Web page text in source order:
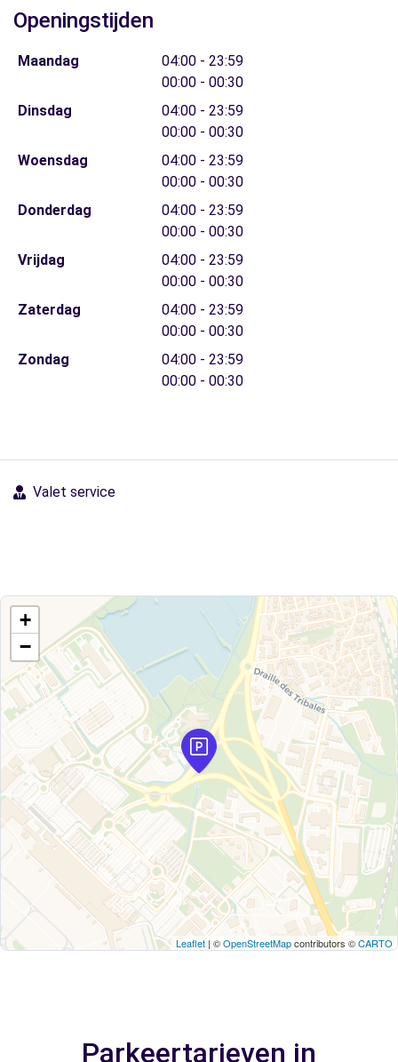
Openingstijden
Maandag
04:00 - 23:59
00:00 - 00:30
Dinsdag
04:00 - 23:59
00:00 - 00:30
Woensdag
04:00 - 23:59
00:00 - 00:30
Donderdag
04:00 - 23:59
00:00 - 00:30
Vrijdag
04:00 - 23:59
00:00 - 00:30
Zaterdag
04:00 - 23:59
00:00 - 00:30
Zondag
04:00 - 23:59
00:00 - 00:30
Valet service
+
−
Leaflet | ©OpenStreetMapcontributors ©CARTO
Parkeertarieven in